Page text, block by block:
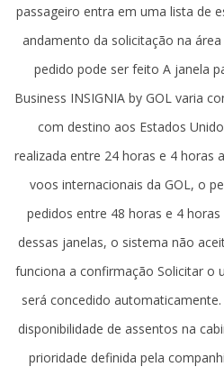
passageiro entra em uma lista de
andamento da solicitação na
pedido pode ser feito A janela
Business INSIGNIA by GOL varia
com destino aos Estados
realizada entre 24 horas e 4 horas
voos internacionais da GOL, o
pedidos entre 48 horas e 4
dessas janelas, o sistema não
funciona a confirmação Solicitar o
será concedido
disponibilidade de assentos na
prioridade definida pela